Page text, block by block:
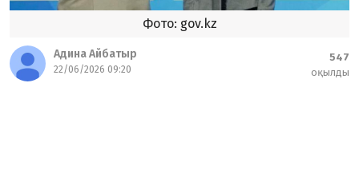
Фото: gov.kz
Адина Айбатыр
22/06/2026 09:20
547
оқылды